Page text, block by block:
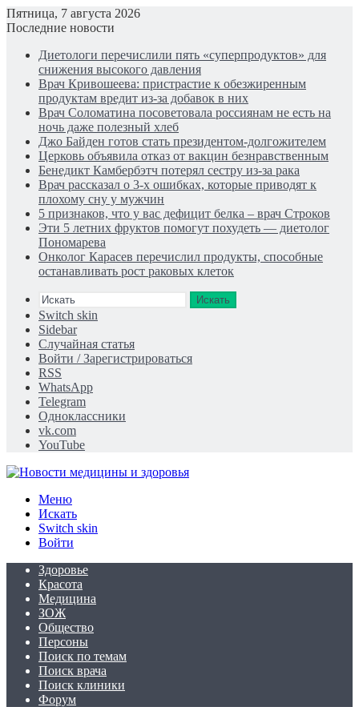
Пятница, 7 августа 2026
Последние новости
Диетологи перечислили пять «суперпродуктов» для
снижения высокого давления
Врач Кривошеева: пристрастие к обезжиренным
продуктам вредит из-за добавок в них
Врач Соломатина посоветовала россиянам не есть на
ночь даже полезный хлеб
Джо Байден готов стать президентом-долгожителем
Церковь объявила отказ от вакцин безнравственным
Бенедикт Камбербэтч потерял сестру из-за рака
Врач рассказал о 3-х ошибках, которые приводят к
плохому сну у мужчин
5 признаков, что у вас дефицит белка – врач Строков
Эти 5 летних фруктов помогут похудеть — диетолог
Пономарева
Онколог Карасев перечислил продукты, способные
останавливать рост раковых клеток
Искать
Switch skin
Sidebar
Случайная статья
Войти / Зарегистрироваться
RSS
WhatsApp
Telegram
Одноклассники
vk.com
YouTube
Меню
Искать
Switch skin
Войти
Здоровье
Красота
Медицина
ЗОЖ
Общество
Персоны
Поиск по темам
Поиск врача
Поиск клиники
Форум